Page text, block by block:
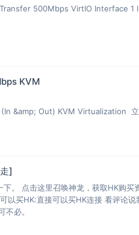
500Mbps VirtIO Interface 1
KVM
&amp; Out) KVM Virtualization
]
。 点击这里召唤神龙，获取HK购买
以买HK:直接可以买HK连接 看评论说
不必。